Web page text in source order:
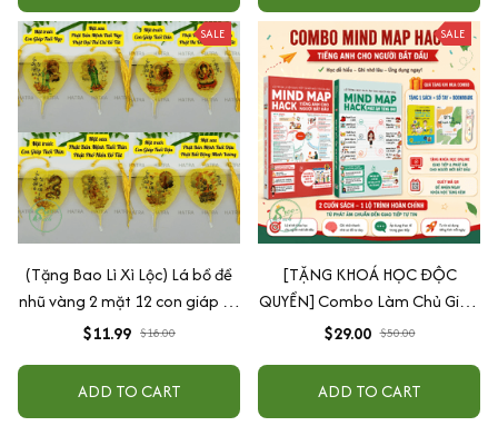
SALE
(Tặng Bao Lì Xì Lộc) Lá bồ đề
nhũ vàng 2 mặt 12 con giáp và
phật bản mệnh, để ốp lưng
quang
$11.99 $18.00
ADD TO CART
SALE
[TẶNG KHOÁ HỌC ĐỘC
QUYỀN] Combo Làm Chủ Giao
Tiếp: Sách Mindmap Giao Tiếp
Cho Người Mới Bắt Đầu
$29.00 $50.00
ADD TO CART